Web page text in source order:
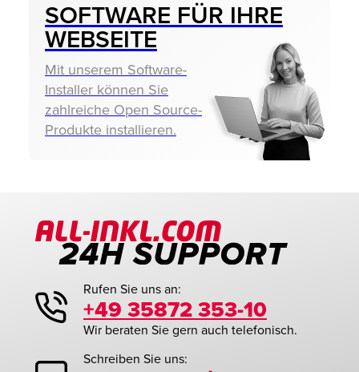
SOFTWARE FÜR IHRE
WEBSEITE
Mit unserem Software-
Installer können Sie
zahlreiche Open Source-
Produkte installieren.
Rufen Sie uns an:
+49 35872 353-10
Wir beraten Sie gern auch telefonisch.
Schreiben Sie uns: